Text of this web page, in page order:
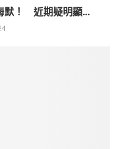
默！ 近期疑明顯...